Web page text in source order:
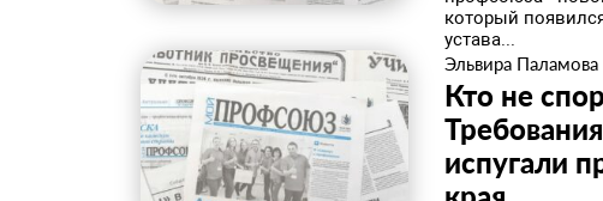
который
устава...
Эльвира Паламова
Кто не
испугали